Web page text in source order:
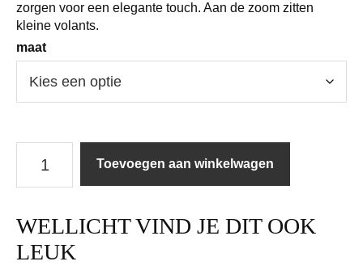
zorgen voor een elegante touch. Aan de zoom zitten
kleine volants.
maat
Cain
|
|
/
Toevoegen aan winkelwagen
WELLICHT VIND JE DIT OOK
LEUK